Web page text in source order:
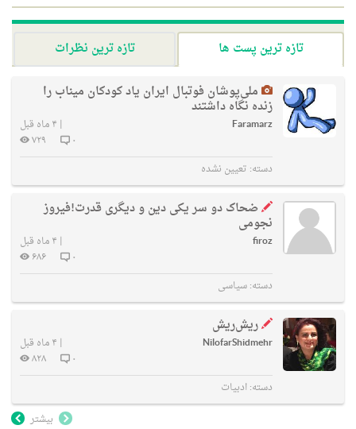
تازه ترین پست ها
تازه ترین نظرات
ملی‌پوشان فوتبال ایران یاد کودکان میناب را
زنده نگاه داشتند
Faramarz
| ۴ ماه قبل
۰
۷۲۹
دسته: تعیین نشده
ضحاک دو سر یکی دین و دیگری قدرت!فیروز
نجومی
firoz
| ۴ ماه قبل
۰
۶۸۶
دسته:سیاسی
ریش‌ریش
NilofarShidmehr
| ۴ ماه قبل
۰
۸۲۸
دسته:ادبیات
بیشتر